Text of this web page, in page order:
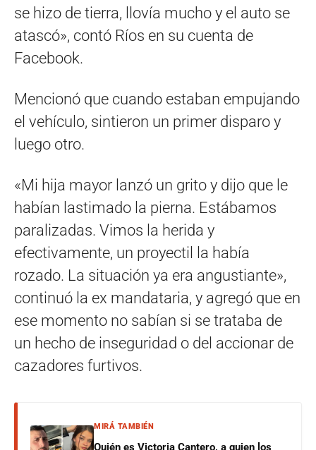
se hizo de tierra, llovía mucho y el auto se
atascó», contó Ríos en su cuenta de
Facebook.
Mencionó que cuando estaban empujando
el vehículo, sintieron un primer disparo y
luego otro.
«Mi hija mayor lanzó un grito y dijo que le
habían lastimado la pierna. Estábamos
paralizadas. Vimos la herida y
efectivamente, un proyectil la había
rozado. La situación ya era angustiante»,
continuó la ex mandataria, y agregó que en
ese momento no sabían si se trataba de
un hecho de inseguridad o del accionar de
cazadores furtivos.
MIRÁ TAMBIÉN
Quién es Victoria Cantero, a quien los